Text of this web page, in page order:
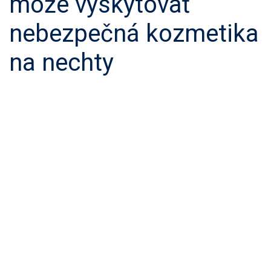
nebezpečná kozmetika
na nechty